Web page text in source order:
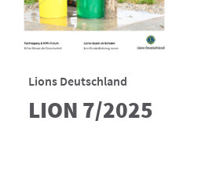
Lions Deutschland
LION 7/2025